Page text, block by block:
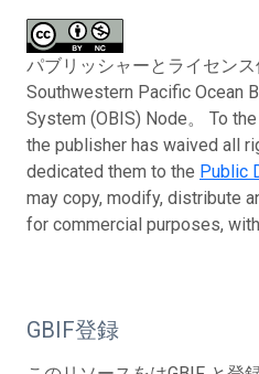
パブリッシャーとライセン
Southwestern Pacific Ocean
System (OBIS) Node。 To
the publisher has waived all
dedicated them to the Public
may copy, modify, distribute
for commercial purposes,
GBIF登録